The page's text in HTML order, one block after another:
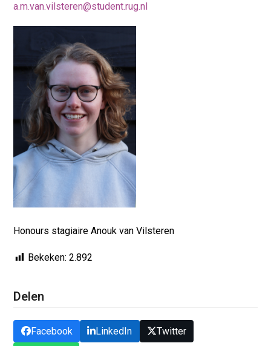
a.m.van.vilsteren@student.rug.nl
Honours stagiaire Anouk van Vilsteren
Bekeken: 2.892
Delen
Facebook LinkedIn
Twitter